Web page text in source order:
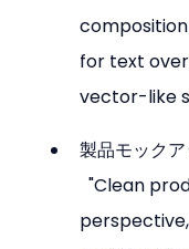
for text
vector-like
製品モック
"Clean